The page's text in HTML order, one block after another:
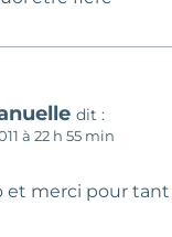
dit :
à 22 h 55 min
et merci pour